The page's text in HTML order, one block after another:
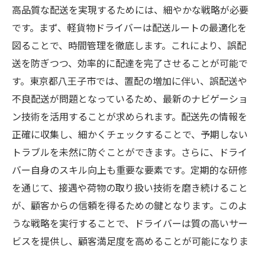
高品質な配送を実現するためには、細やかな戦略が必要
です。まず、軽貨物ドライバーは配送ルートの最適化を
図ることで、時間管理を徹底します。これにより、誤配
送を防ぎつつ、効率的に配達を完了させることが可能で
す。東京都八王子市では、置配の増加に伴い、誤配送や
不良配送が問題となっているため、最新のナビゲーショ
ン技術を活用することが求められます。配送先の情報を
正確に収集し、細かくチェックすることで、予期しない
トラブルを未然に防ぐことができます。さらに、ドライ
バー自身のスキル向上も重要な要素です。定期的な研修
を通じて、接遇や荷物の取り扱い技術を磨き続けること
が、顧客からの信頼を得るための鍵となります。このよ
うな戦略を実行することで、ドライバーは質の高いサー
ビスを提供し、顧客満足度を高めることが可能になりま